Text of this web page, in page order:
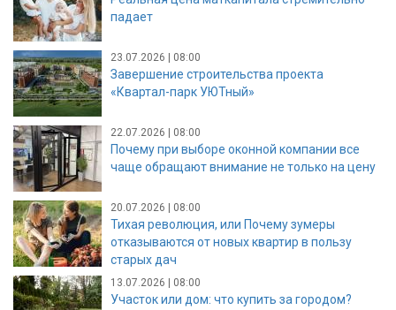
падает
23.07.2026 | 08:00
Завершение строительства проекта
«Квартал-парк УЮТный»
22.07.2026 | 08:00
Почему при выборе оконной компании все
чаще обращают внимание не только на цену
20.07.2026 | 08:00
Тихая революция, или Почему зумеры
отказываются от новых квартир в пользу
старых дач
13.07.2026 | 08:00
Участок или дом: что купить за городом?